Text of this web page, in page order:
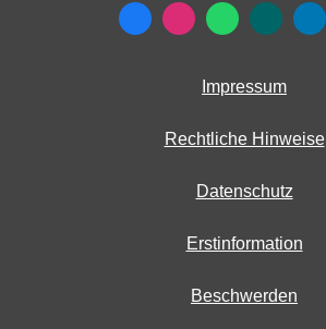
Impressum
Rechtliche Hinweise
Datenschutz
Erstinformation
Beschwerden